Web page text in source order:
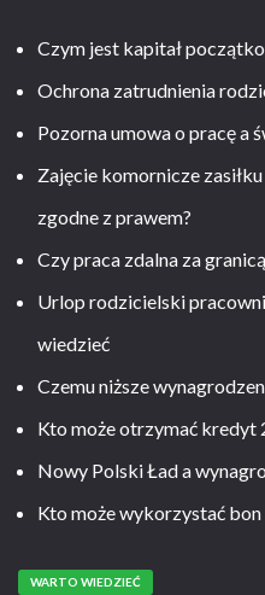
Czym jest kapitał
Ochrona zatrudnienia
Pozorna umowa o pracę a
Zajęcie komornicze
zgodne z prawem?
Czy praca zdalna za
Urlop rodzicielski
wiedzieć
Czemu niższe
Kto może otrzymać kredyt
Nowy Polski Ład a
Kto może wykorzystać
WARTO WIEDZIEĆ